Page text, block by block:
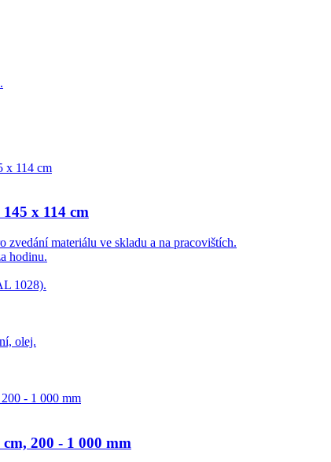
x 114 cm
materiálu ve skladu a na pracovištích.
hodinu.
1028).
olej.
200 - 1 000 mm